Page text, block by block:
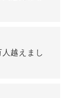
越えまし